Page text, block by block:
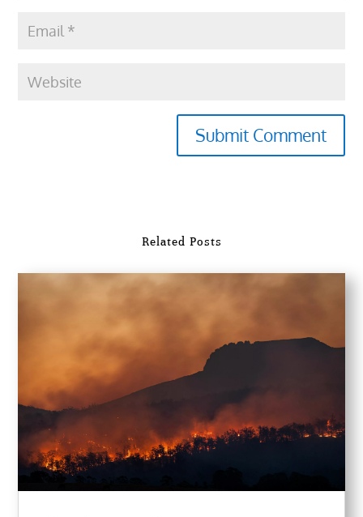
Submit Comment
Related Posts